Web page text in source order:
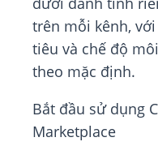
trên mỗi kênh,
tiêu và chế độ
theo mặc định.
Bắt đầu sử dụng
Marketplace